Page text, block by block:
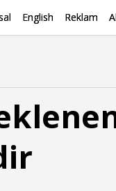
English Reklam